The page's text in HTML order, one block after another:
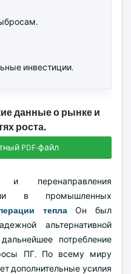
инвестиции.
данные о рынке и
роста.
PDF-файл
и перенаправления
в промышленных
теплаОн был
альтернативной
потребление
ПГ. По всему миру
дополнительные усилия